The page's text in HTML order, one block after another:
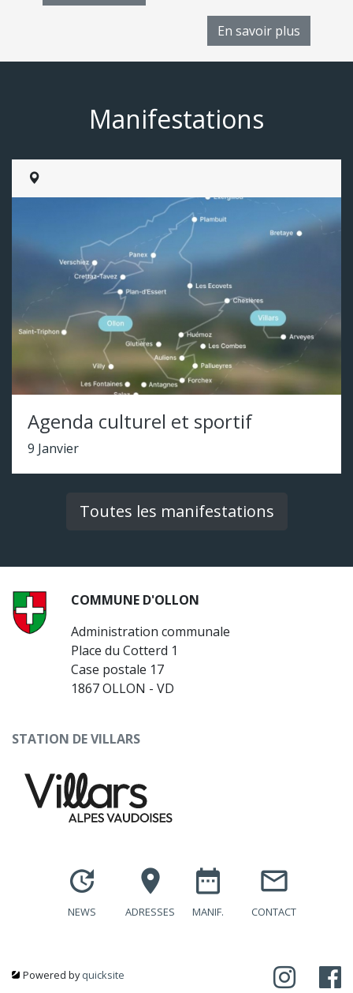
En savoir plus
Manifestations
Agenda culturel et sportif
9 Janvier
Toutes les manifestations
COMMUNE D'OLLON
Administration communale
Place du Cotterd 1
Case postale 17
1867 OLLON - VD
STATION DE VILLARS
update
NEWS
place
ADRESSES
date_range
MANIF.
mail_outline
CONTACT
Powered byquicksite